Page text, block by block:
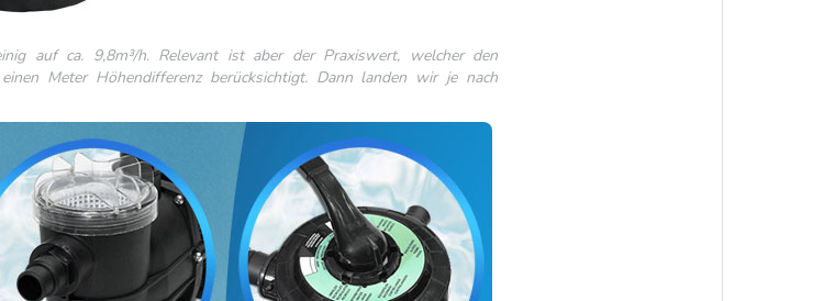
auf ca. 9,8m³/h. Relevant ist aber der Praxiswert, welcher den
Meter Höhendifferenz berücksichtigt. Dann landen wir je nach